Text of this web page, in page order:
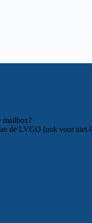
mailbox?
de LVGO (ook voor niet-